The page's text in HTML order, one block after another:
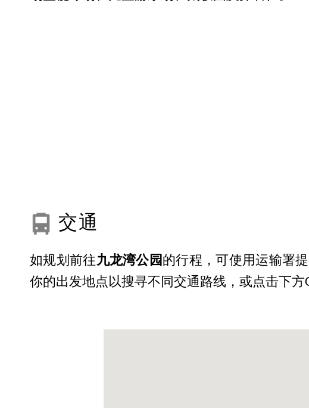
交通
如规划前往九龙湾公园 的行程，可使用运输署
你的出发地点以搜寻不同交通路线，或点击下方